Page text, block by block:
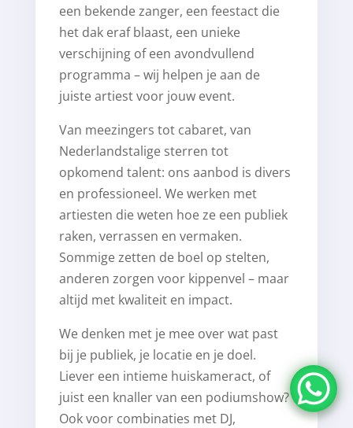
een bekende zanger, een feestact die
het dak eraf blaast, een unieke
verschijning of een avondvullend
programma – wij helpen je aan de
juiste artiest voor jouw event.
Van meezingers tot cabaret, van
Nederlandstalige sterren tot
opkomend talent: ons aanbod is divers
en professioneel. We werken met
artiesten die weten hoe ze een publiek
raken, verrassen en vermaken.
Sommige zetten de boel op stelten,
anderen zorgen voor kippenvel – maar
altijd met kwaliteit en impact.
We denken met je mee over wat past
bij je publiek, je locatie en je doel.
Liever een intieme huiskameract, of
juist een knaller van een podiumshow?
Ook voor combinaties met DJ,